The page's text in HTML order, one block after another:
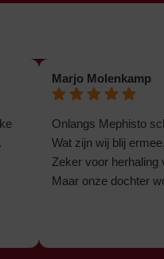
Marjo Molenkamp
Onlangs Mephisto
Wat zijn wij blij
Zeker voor herhaling
Maar onze dochter